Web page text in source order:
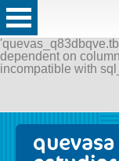
ERROR:
1055 Expression
clause and contains
dependent on
incompatible with